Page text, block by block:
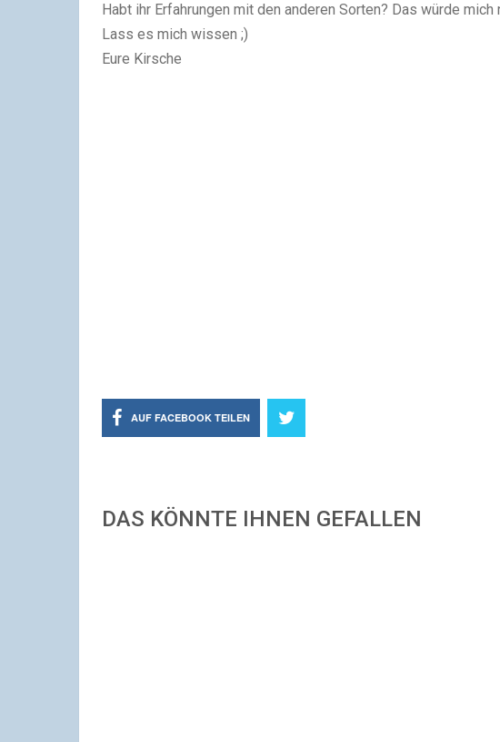
Habt ihr Erfahrungen mit den anderen Sorten? Das würde
Lass es mich wissen ;)
Eure Kirsche
AUF FACEBOOK TEILEN
DAS KÖNNTE IHNEN GEFALLEN